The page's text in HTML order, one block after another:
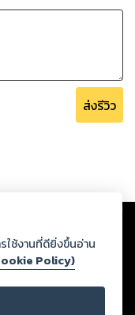
ส่งรีวิว
กฏว่าละเมิดสิทธิใน
ละศีลธรรม ดังนั้น ผู้อ่าน
อง และหากท่านพบว่าส่วน
งบริษัท เพื่อทีมงานจะได้
ทธิ์ตามพระราชบัญญัติ
ใช้งานที่ดียิ่งขึ้นอ่าน
Policy)